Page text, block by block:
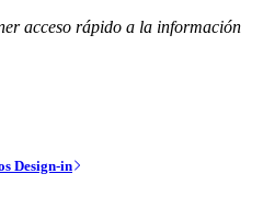
acceso rápido a la información
Design-in